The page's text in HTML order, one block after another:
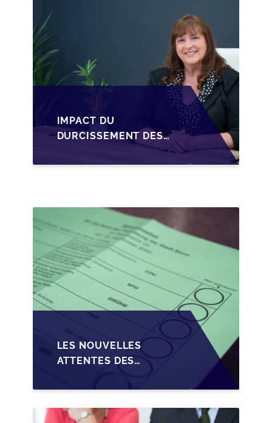
IMPACT DU
DURCISSEMENT DES
CRÉDIT SUR LA
LES NOUVELLES
ATTENTES DES
TRANSMISSION DES
PME BELGES